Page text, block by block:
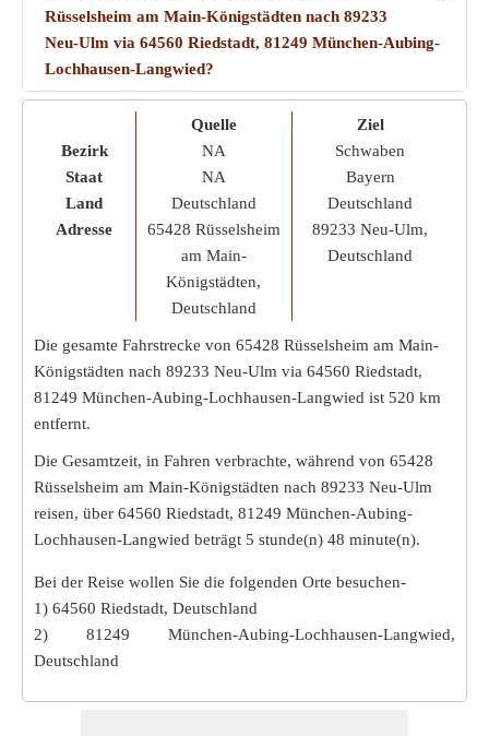
Rüsselsheim am Main-Königstädten nach 89233
Neu-Ulm via 64560 Riedstadt, 81249 München-Aubing-
Lochhausen-Langwied?
Bezirk
Staat
Land
Adresse
Quelle
NA
NA
Deutschland
65428 Rüsselsheim
am Main-
Königstädten,
Deutschland
Ziel
Schwaben
Bayern
Deutschland
89233 Neu-Ulm,
Deutschland
Die gesamte Fahrstrecke von 65428 Rüsselsheim am Main-
Königstädten nach 89233 Neu-Ulm via 64560 Riedstadt,
81249 München-Aubing-Lochhausen-Langwied ist 520 km
entfernt.
Die Gesamtzeit, in Fahren verbrachte, während von 65428
Rüsselsheim am Main-Königstädten nach 89233 Neu-Ulm
reisen, über 64560 Riedstadt, 81249 München-Aubing-
Lochhausen-Langwied beträgt 5 stunde(n) 48 minute(n).
Bei der Reise wollen Sie die folgenden Orte besuchen-
1) 64560 Riedstadt, Deutschland
2) 81249 München-Aubing-Lochhausen-Langwied,
Deutschland